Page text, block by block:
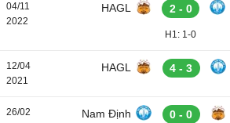
04/11
2022
HAGL 2 - 0
H1: 1-0
12/04
2021
HAGL 4 - 3
26/02
Nam Định 0 - 0